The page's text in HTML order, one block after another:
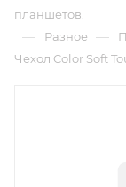
планшетов.
— Разное —
Чехол Color Soft